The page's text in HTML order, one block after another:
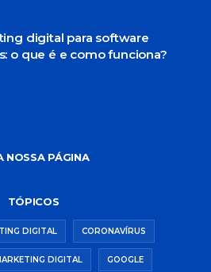
digital para software
o que é e como funciona?
NOSSA PÁGINA
TÓPICOS
DIGITAL CORONAVÍRUS
DIGITAL GOOGLE